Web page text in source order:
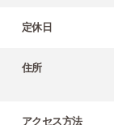
定休日
住所
アクセス方法